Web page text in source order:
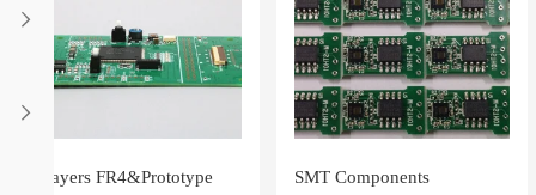
4 Layers FR4&Prototype
SMT Components